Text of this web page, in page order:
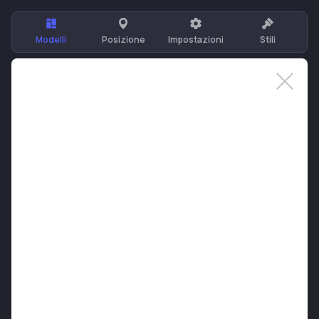
Modelli Posizione Impostazioni Stili